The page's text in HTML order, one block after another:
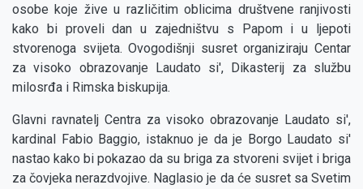
osobe koje žive u različitim oblicima društvene ranjivosti
kako bi proveli dan u zajedništvu s Papom i u ljepoti
stvorenoga svijeta. Ovogodišnji susret organiziraju Centar
za visoko obrazovanje Laudato si', Dikasterij za službu
milosrđa i Rimska biskupija.
Glavni ravnatelj Centra za visoko obrazovanje Laudato si',
kardinal Fabio Baggio, istaknuo je da je Borgo Laudato si'
nastao kako bi pokazao da su briga za stvoreni svijet i briga
za čovjeka nerazdvojive. Naglasio je da će susret sa Svetim